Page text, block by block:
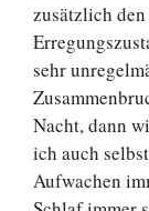
zusätzlich
sehr
Nacht, dann
ich auch
Aufwachen